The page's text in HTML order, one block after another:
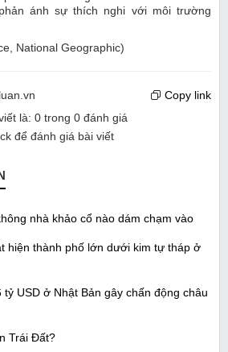
ánh sự thích nghi với môi trường
National Geographic)
Copy link
là: 0 trong 0 đánh giá
để đánh giá bài viết
nhà khảo cổ nào dám chạm vào
hiện thành phố lớn dưới kim tự tháp ở
tỷ USD ở Nhật Bản gây chấn động châu
Trái Đất?